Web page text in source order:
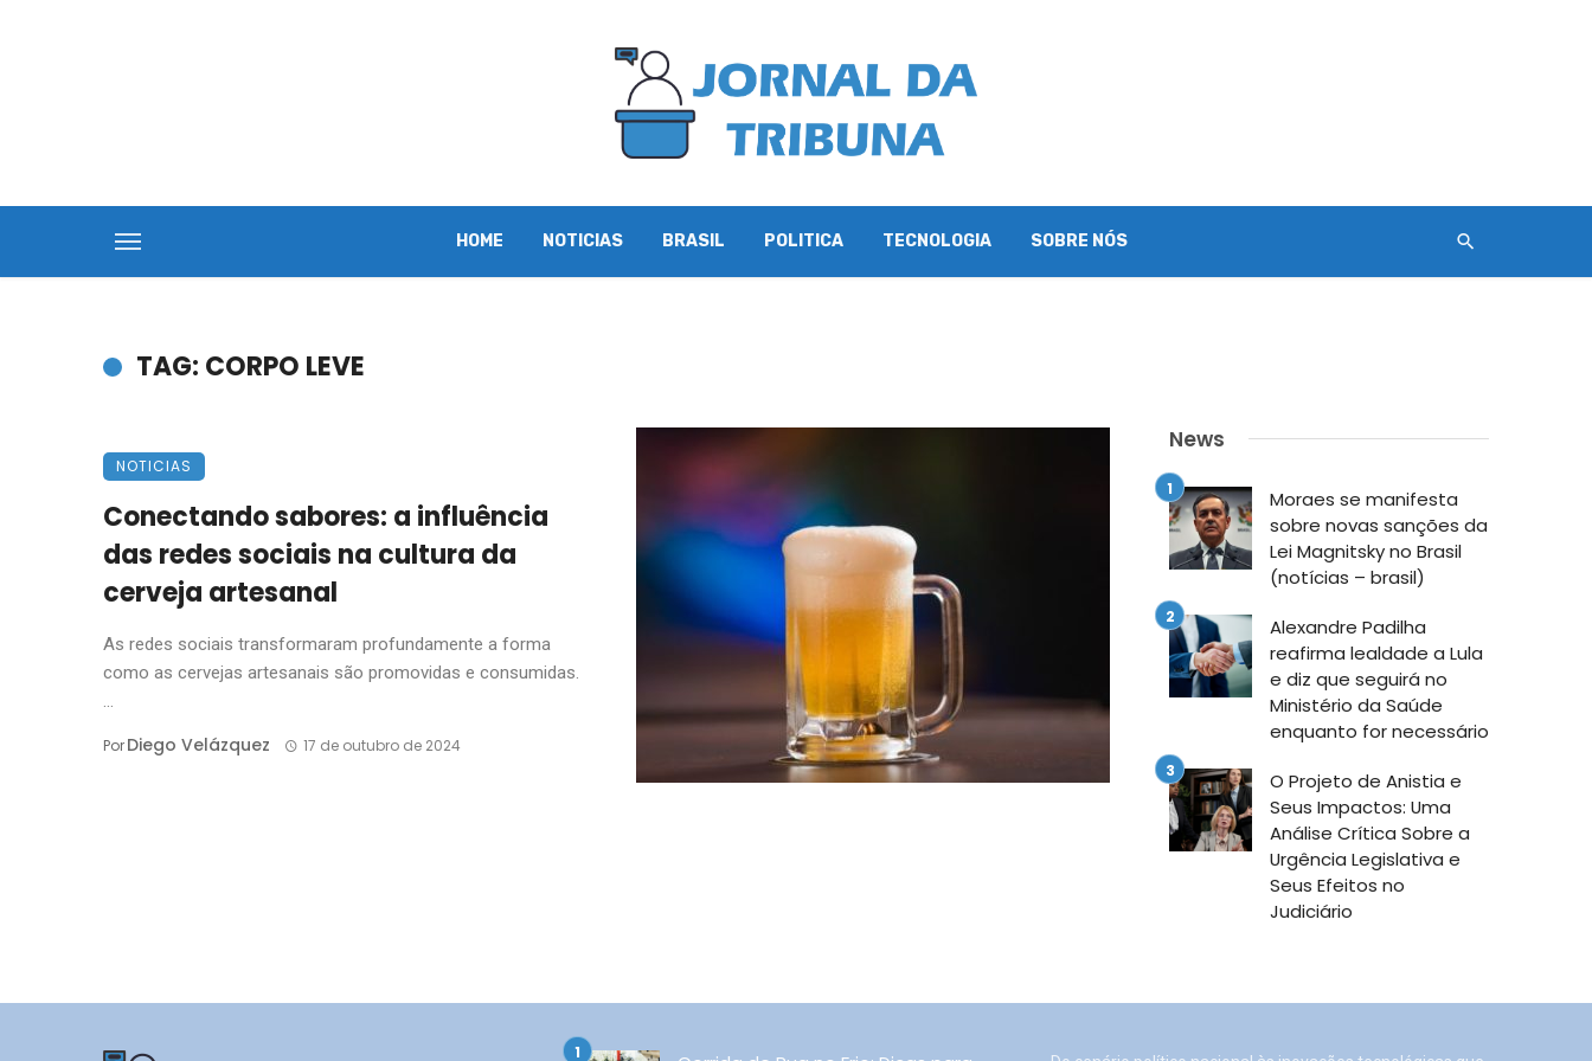
HOME NOTICIAS BRASIL POLITICA TECNOLOGIA SOBRE NÓS
TAG: CORPO LEVE
NOTICIAS
Conectando sabores: a influência
das redes sociais na cultura da
cerveja artesanal
As redes sociais transformaram profundamente a forma
como as cervejas artesanais são promovidas e consumidas.
...
PorDiego Velázquez 17 de outubro de 2024
News
Moraes se manifesta
sobre novas sanções da
Lei Magnitsky no Brasil
(notícias – brasil)
Alexandre Padilha
reafirma lealdade a Lula
e diz que seguirá no
Ministério da Saúde
enquanto for necessário
O Projeto de Anistia e
Seus Impactos: Uma
Análise Crítica Sobre a
Urgência Legislativa e
Seus Efeitos no
Judiciário